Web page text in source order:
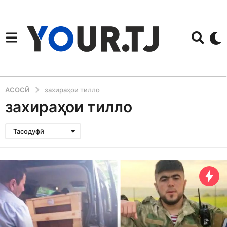
АСОСӢ захираҳои тилло
захираҳои тилло
Тасодуфӣ